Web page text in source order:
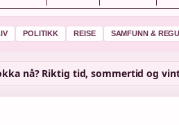
POLITIKK REISE SAMFUNN &